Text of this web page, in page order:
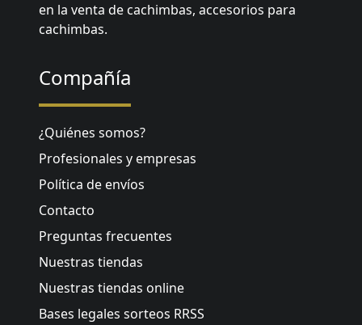
en la venta de cachimbas, accesorios para
cachimbas.
Compañía
¿Quiénes somos?
Profesionales y empresas
Política de envíos
Contacto
Preguntas frecuentes
Nuestras tiendas
Nuestras tiendas online
Bases legales sorteos RRSS